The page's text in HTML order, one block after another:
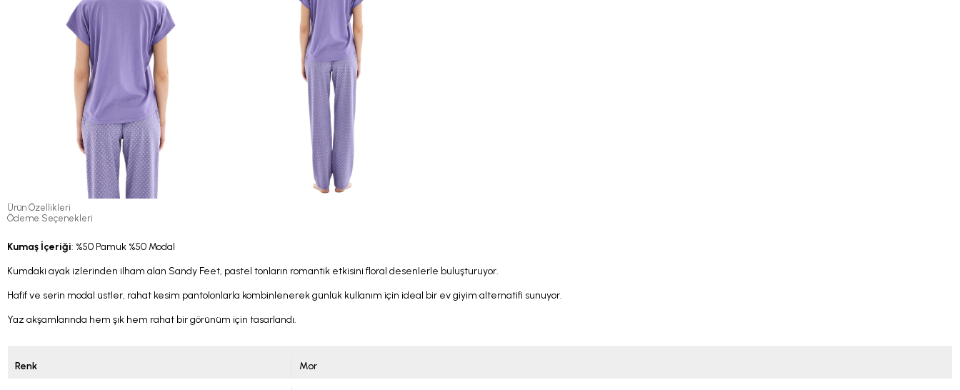
Ürün Özellikleri
Ödeme Seçenekleri
Kumaş İçeriği: %50 Pamuk %50 Modal
Kumdaki ayak izlerinden ilham alan Sandy Feet, pastel tonların romantik etkisini floral desenlerle buluşturuyor.
Hafif ve serin modal üstler, rahat kesim pantolonlarla kombinlenerek günlük kullanım için ideal bir ev giyim alternatifi sunuyor.
Yaz akşamlarında hem şık hem rahat bir görünüm için tasarlandı.
Renk Mor